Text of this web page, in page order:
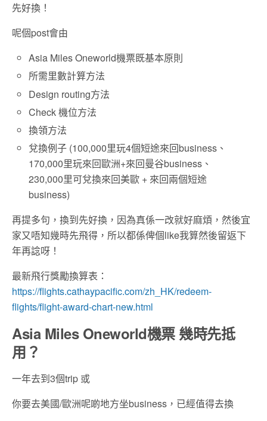
先好換！
呢個post會由
Asia Miles Oneworld機票既基本原則
所需里數計算方法
Design routing方法
Check 機位方法
換領方法
兌換例子 (100,000里玩4個短途來回business、
170,000里玩來回歐洲+來回曼谷business、
230,000里可兌換來回美歐 + 來回兩個短途
business)
再提多句，換到先好換，因為真係一改就好麻煩，然後宜
家又唔知幾時先飛得，所以都係俾個like我算然後留返下
年再諗呀！
最新飛行獎勵換算表：
https://flights.cathaypacific.com/zh_HK/redeem-
flights/flight-award-chart-new.html
Asia Miles Oneworld機票 幾時先抵
用？
一年去到3個trip 或
你要去美國/歐洲呢啲地方坐business，已經值得去換